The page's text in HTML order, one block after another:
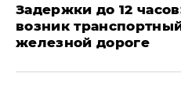
Задержки до 12
возник
железной дороге